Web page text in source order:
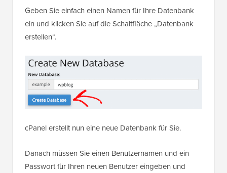
Geben Sie einfach einen Namen für Ihre Datenbank
ein und klicken Sie auf die Schaltfläche „Datenbank
erstellen“.
cPanel erstellt nun eine neue Datenbank für Sie.
Danach müssen Sie einen Benutzernamen und ein
Passwort für Ihren neuen Benutzer eingeben und